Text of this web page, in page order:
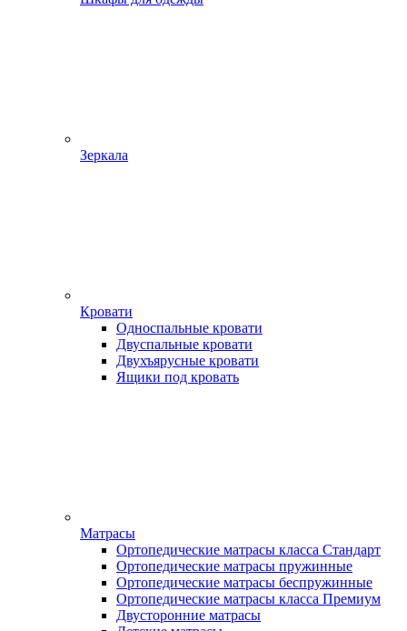
Зеркала
Кровати
Односпальные кровати
Двуспальные кровати
Двухъярусные кровати
Ящики под кровать
Матрасы
Ортопедические матрасы класса Стандарт
Ортопедические матрасы пружинные
Ортопедические матрасы беспружинные
Ортопедические матрасы класса Премиум
Двусторонние матрасы